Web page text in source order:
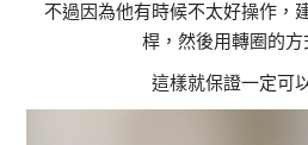
不過因為他有時候不太好操作，
桿，然後用轉圈的方
這樣就保證一定可